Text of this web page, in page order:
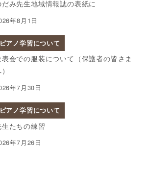
だみ先生地域情報誌の表紙に
年8月1日
ピアノ学習について
表会での服装について（保護者の皆さま
年7月30日
ピアノ学習について
生たちの練習
年7月26日